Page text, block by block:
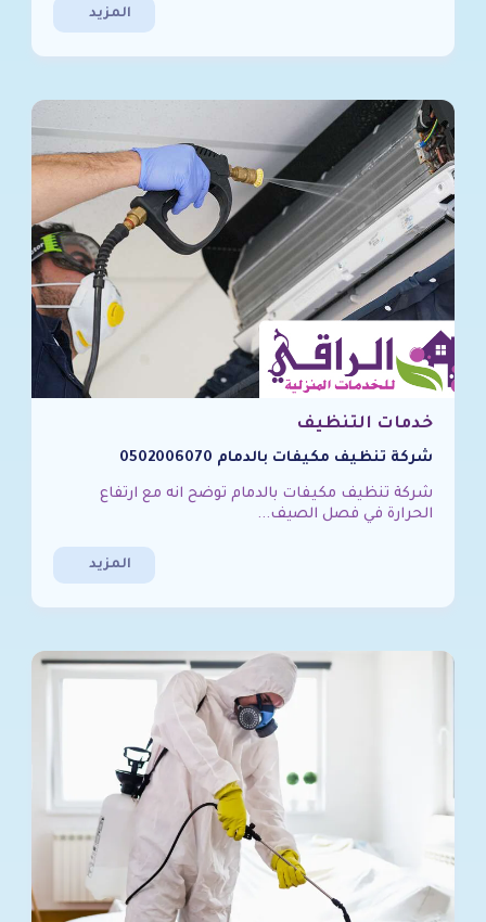
المزيد
خدمات التنظيف
شركة تنظيف مكيفات بالدمام 0502006070
شركة تنظيف مكيفات بالدمام توضح انه مع ارتفاع
الحرارة في فصل الصيف...
المزيد